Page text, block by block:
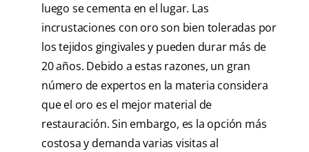
luego se cementa en el lugar. Las
incrustaciones con oro son bien toleradas por
los tejidos gingivales y pueden durar más de
20 años. Debido a estas razones, un gran
número de expertos en la materia considera
que el oro es el mejor material de
restauración. Sin embargo, es la opción más
costosa y demanda varias visitas al